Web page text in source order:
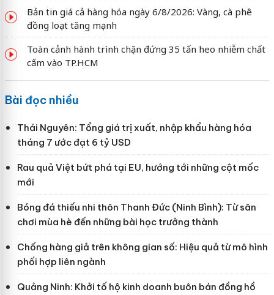
Bản tin giá cả hàng hóa ngày 6/8/2026: Vàng, cà phê
đồng loạt tăng mạnh
Toàn cảnh hành trình chặn đứng 35 tấn heo nhiễm chất
cấm vào TP.HCM
Bài đọc nhiều
Thái Nguyên: Tổng giá trị xuất, nhập khẩu hàng hóa
tháng 7 ước đạt 6 tỷ USD
Rau quả Việt bứt phá tại EU, hướng tới những cột mốc
mới
Bóng đá thiếu nhi thôn Thanh Đức (Ninh Bình): Từ sân
chơi mùa hè đến những bài học trưởng thành
Chống hàng giả trên không gian số: Hiệu quả từ mô hình
phối hợp liên ngành
Quảng Ninh: Khởi tố hộ kinh doanh buôn bán đồng hồ